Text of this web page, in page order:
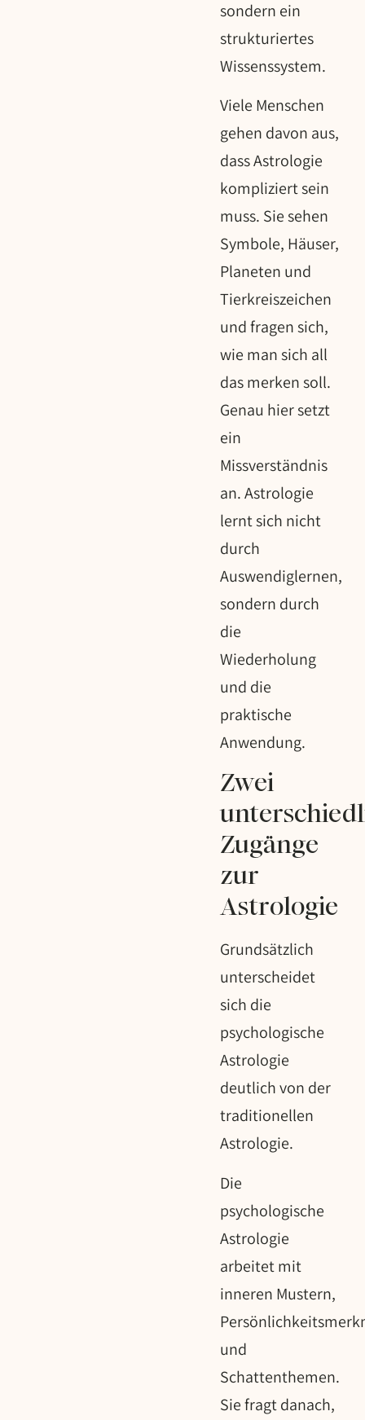
sondern ein
strukturiertes
Wissenssystem.
Viele Menschen
gehen davon aus,
dass Astrologie
kompliziert sein
muss. Sie sehen
Symbole, Häuser,
Planeten und
Tierkreiszeichen
und fragen sich,
wie man sich all
das merken soll.
Genau hier setzt
ein
Missverständnis
an. Astrologie
lernt sich nicht
durch
Auswendiglernen,
sondern durch
die
Wiederholung
und die
praktische
Anwendung.
Zwei
Zugänge
zur
Astrologie
Grundsätzlich
unterscheidet
sich die
psychologische
Astrologie
deutlich von der
traditionellen
Astrologie.
Die
psychologische
Astrologie
arbeitet mit
inneren Mustern,
und
Schattenthemen.
Sie fragt danach,